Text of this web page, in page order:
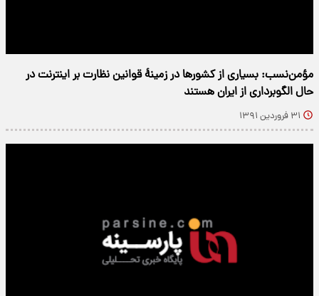
مؤمن‌نسب: بسیاری از کشورها در زمینهٔ قوانین نظارت بر اینترنت در
حال الگوبرداری از ایران هستند
۳۱ فروردین ۱۳۹۱